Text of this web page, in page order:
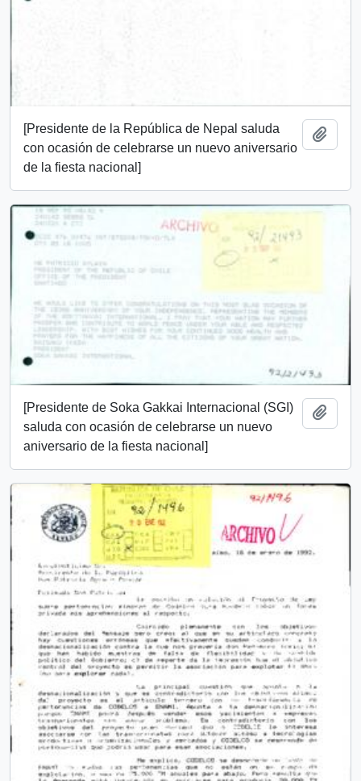
[Presidente de la República de Nepal saluda
con ocasión de celebrarse un nuevo aniversario
de la fiesta nacional]
[Presidente de Soka Gakkai Internacional (SGI)
saluda con ocasión de celebrarse un nuevo
aniversario de la fiesta nacional]